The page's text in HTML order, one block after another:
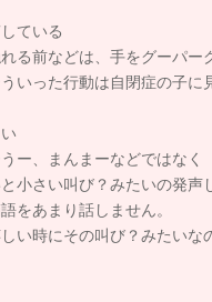
ている
る前などは、手をグーパー
いった行動は自閉症の子に
ー、まんまーなどではなく
小さい叫び？みたいの発声
をあまり話しません。
い時にその叫び？みたいな